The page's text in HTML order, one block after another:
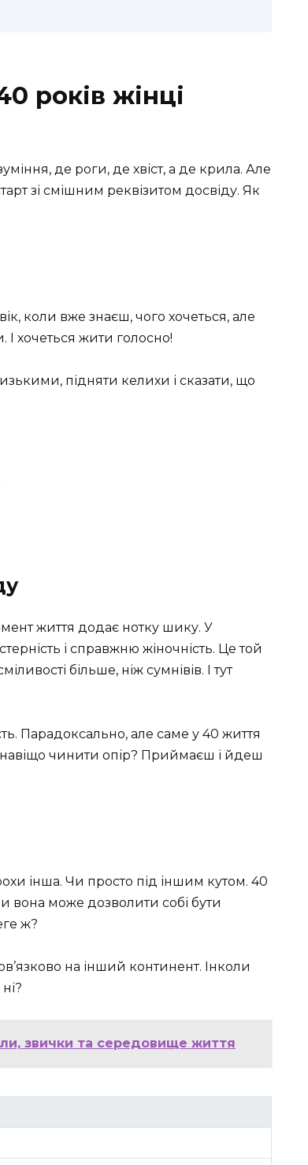
років жінці
де роги, де хвіст, а де крила. Але
зі смішним реквізитом досвіду. Як
коли вже знаєш, чого хочеться, але
хочеться жити голосно!
підняти келихи і сказати, що
життя додає нотку шику. У
і справжню жіночність. Це той
більше, ніж сумнівів. І тут
Парадоксально, але саме у 40 життя
навіщо чинити опір? Приймаєш і йдеш
інша. Чи просто під іншим кутом. 40
вона може дозволити собі бути
ж?
на інший континент. Інколи
звички та середовище життя